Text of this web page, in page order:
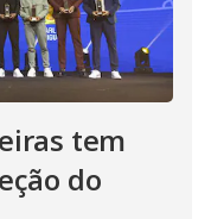
tem
do